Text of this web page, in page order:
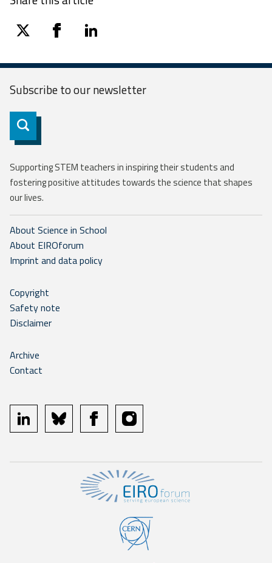
twitter facebooklinkedin
Subscribe to ournewsletter
Subscribe
Supporting STEM teachers in inspiring their students and
fostering positive attitudes towards the science that shapes
our lives.
About Science in School
About EIROforum
Imprint and data policy
Copyright
Safety note
Disclaimer
Archive
Contact
linkedin bluesky facebookinstagram